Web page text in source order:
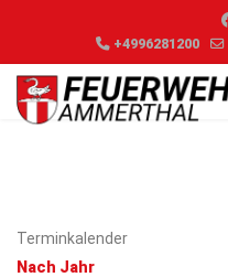
+4996281200
Terminkalender
Nach Jahr